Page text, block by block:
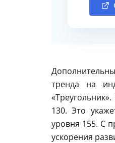
тренда на
130. Это
уровня 155. С
ускорения